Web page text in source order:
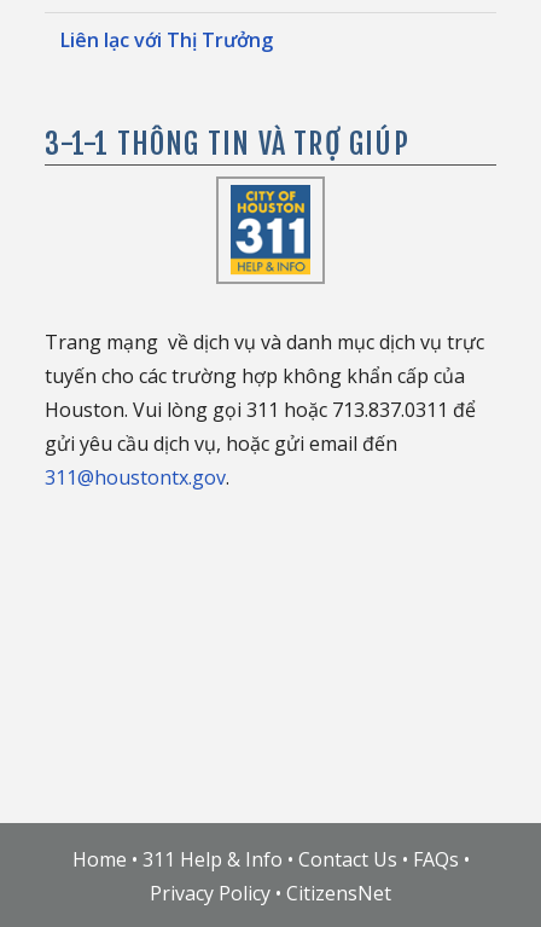
Liên lạc với Thị Trưởng
3-1-1 THÔNG TIN VÀ TRỢ GIÚP
Trang mạng về dịch vụ và danh mục dịch vụ trực
tuyến cho các trường hợp không khẩn cấp của
Houston. Vui lòng gọi 311 hoặc 713.837.0311 để
gửi yêu cầu dịch vụ, hoặc gửi email đến
311@houstontx.gov.
Home • 311 Help & Info • Contact Us • FAQs •
Privacy Policy • CitizensNet